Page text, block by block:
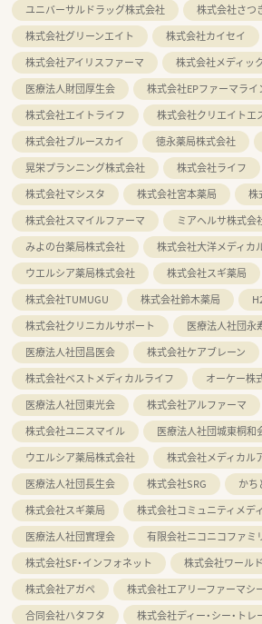
ユニバーサルドラッグ株式会社
株式会社さつ
株式会社グリーンエイト
株式会社カイセイ
株式会社アイリスファーマ
株式会社メディッ
医療法人財団厚生会
株式会社EPファーマライ
株式会社エイトライフ
株式会社クリエイトエ
株式会社ブルースカイ
徳永薬局株式会社
晃栄プランニング株式会社
株式会社ライフ
株式会社マシスタ
株式会社宮本薬局
株
株式会社スマイルファーマ
ミアヘルサ株式会
みよの台薬局株式会社
株式会社大洋メディカ
ウエルシア薬局株式会社
株式会社スギ薬局
株式会社TUMUGU
株式会社鈴木薬局
株式会社クリニカルサポート
医療法人社団永
医療法人社団昌医会
株式会社ケアブレーン
株式会社ベストメディカルライフ
オーケー株
医療法人社団東光会
株式会社アルファーマ
株式会社ユニスマイル
医療法人社団城東桐和
ウエルシア薬局株式会社
株式会社メディカル
医療法人社団長生会
株式会社SRG
かち
株式会社スギ薬局
株式会社コミュニティメデ
医療法人社団實理会
有限会社ニコニコファミ
株式会社SF・インフォネット
株式会社ワール
株式会社アガペ
株式会社エアリーファーマシ
合同会社ハタフタ
株式会社ディー・シー・ト